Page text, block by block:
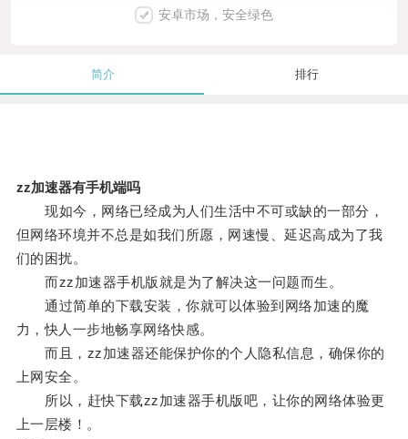
安卓市场，安全绿色
简介 排行
zz加速器有手机端吗
现如今，网络已经成为人们生活中不可或缺的一部分，
但网络环境并不总是如我们所愿，网速慢、延迟高成为了我
们的困扰。
而zz加速器手机版就是为了解决这一问题而生。
通过简单的下载安装，你就可以体验到网络加速的魔
力，快人一步地畅享网络快感。
而且，zz加速器还能保护你的个人隐私信息，确保你的
上网安全。
所以，赶快下载zz加速器手机版吧，让你的网络体验更
上一层楼！。